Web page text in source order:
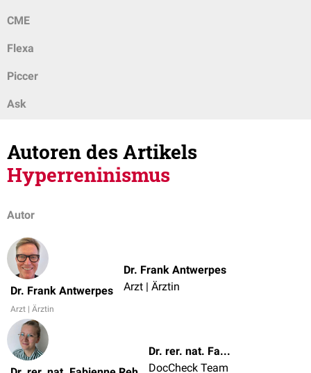
CME
Flexa
Piccer
Ask
Autoren des Artikels
Hyperreninismus
Autor
Dr. Frank Antwerpes
Arzt | Ärztin
Dr. Frank Antwerpes
Arzt | Ärztin
Dr. rer. nat. Fabienne Reh
DocCheck Team